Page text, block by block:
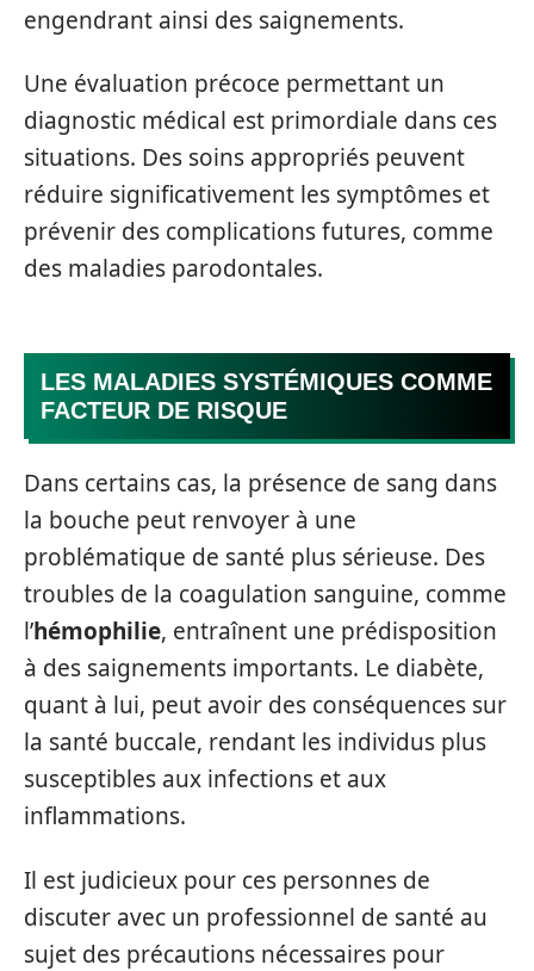
engendrant ainsi des saignements.
Une évaluation précoce permettant un
diagnostic médical est primordiale dans ces
situations. Des soins appropriés peuvent
réduire significativement les symptômes et
prévenir des complications futures, comme
des maladies parodontales.
LES MALADIES SYSTÉMIQUES COMME
FACTEUR DE RISQUE
Dans certains cas, la présence de sang dans
la bouche peut renvoyer à une
problématique de santé plus sérieuse. Des
troubles de la coagulation sanguine, comme
l’hémophilie, entraînent une prédisposition
à des saignements importants. Le diabète,
quant à lui, peut avoir des conséquences sur
la santé buccale, rendant les individus plus
susceptibles aux infections et aux
inflammations.
Il est judicieux pour ces personnes de
discuter avec un professionnel de santé au
sujet des précautions nécessaires pour